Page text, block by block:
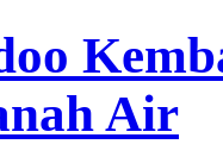
Air